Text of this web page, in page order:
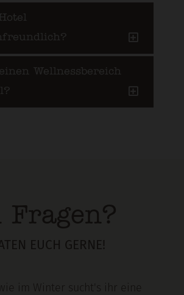
Wellnessbereich
Fragen?
EUCH GERNE!
im Winter sucht's ihr eine